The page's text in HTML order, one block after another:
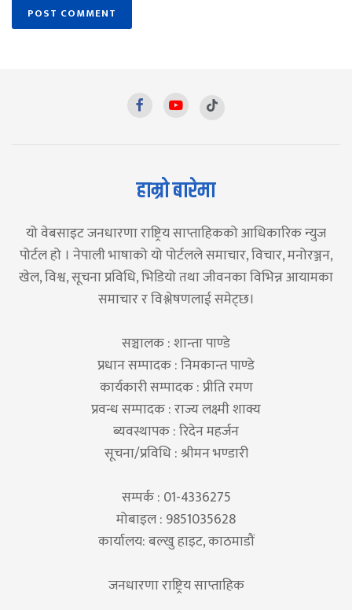
हाम्रो बारेमा
यो वेबसाइट जनधारणा राष्ट्रिय साप्ताहिकको आधिकारिक न्युज
पोर्टल हो । नेपाली भाषाको यो पोर्टलले समाचार, विचार, मनोरञ्जन,
खेल, विश्व, सूचना प्रविधि, भिडियो तथा जीवनका विभिन्न आयामका
समाचार र विश्लेषणलाई समेट्छ।
सञ्चालक : शान्ता पाण्डे
प्रधान सम्पादक : निमकान्त पाण्डे
कार्यकारी सम्पादक : प्रीति रमण
प्रवन्ध सम्पादक : राज्य लक्ष्मी शाक्य
ब्यवस्थापक : रिदेन महर्जन
सूचना/प्रविधि : श्रीमन भण्डारी
सम्पर्क : 01-4336275
मोबाइल : 9851035628
कार्यालय: बल्खु हाइट, काठमाडौं
जनधारणा राष्ट्रिय साप्ताहिक